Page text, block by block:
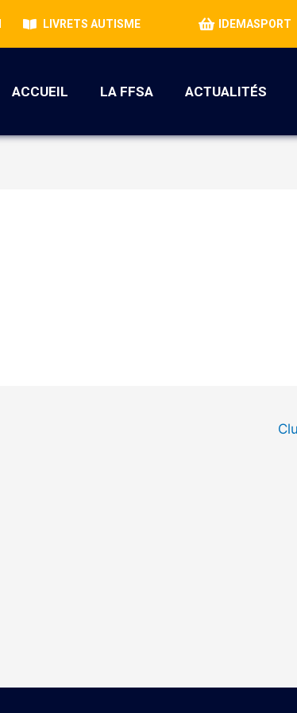
LIVRETS AUTISME IDEMASPORT
ACCUEIL LA FFSA ACTUALITÉS